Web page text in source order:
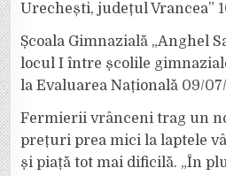
Urechești, județul Vrancea”
Școala Gimnazială „Anghel
locul I între școlile
la Evaluarea Națională 09/
Fermierii vrânceni trag un
prețuri prea mici la laptele
și piață tot mai dificilă. „În